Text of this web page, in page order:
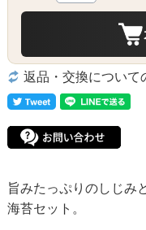
返品・交換について
旨みたっぷりのしじみ
海苔セット。